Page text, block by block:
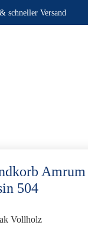
schneller Versand
504
Vollholz